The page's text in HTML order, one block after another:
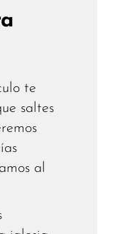
te
saltes
al